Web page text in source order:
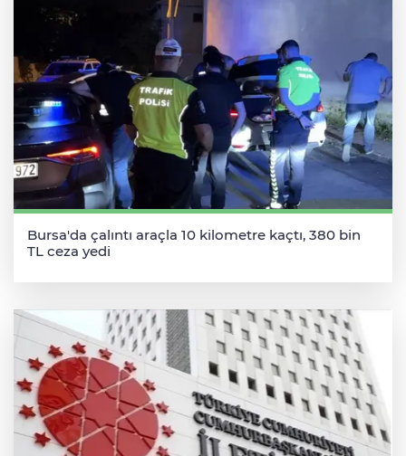
Bursa'da çalıntı araçla 10 kilometre kaçtı, 380 bin
TL ceza yedi